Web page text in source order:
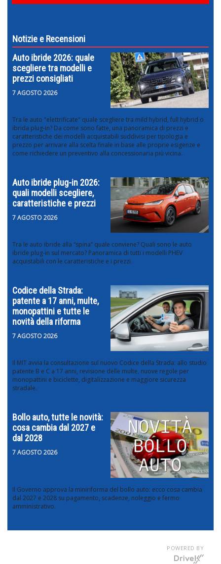
Notizie e Recensioni
Auto ibride 2026: quale
scegliere tra modelli e
prezzi consigliati
7 AGOSTO 2026
Tra le auto "elettrificate" quale scegliere tra mild hybrid, full hybrid o
ibrida plug-in? Da come sono fatte, una panoramica di prezzi e
caratteristiche dei modelli acquistabili suddivisi per tipologia e
prezzo per arrivare alla scelta finale in base alle proprie esigenze e
come richiedere un preventivo alla concessionaria più vicina.
Auto ibride plug-in 2026:
quali modelli scegliere,
caratteristiche e prezzi
7 AGOSTO 2026
Tra le auto ibride alla “spina” quale conviene? Quali sono le auto
ibride plug-in sul mercato? Panoramica di tutti i modelli PHEV
acquistabili con le caratteristiche e i prezzi.
Codice della Strada:
patente a 17 anni, multe,
monopattini e tutte le
novità della riforma
7 AGOSTO 2026
Il MIT avvia la consultazione sul nuovo Codice della Strada: allo studio
patente B e C a 17 anni, revisione delle multe, nuove regole per
monopattini e biciclette, digitalizzazione e maggiore sicurezza
stradale.
Bollo auto, tutte le novità:
cosa cambia dal 2027 e
dal 2028
7 AGOSTO 2026
Il Governo approva la miniriforma del bollo auto: ecco cosa cambia
dal 2027 e 2028 su pagamento, scadenze, noleggio e fermo
amministrativo.
POWERED BY